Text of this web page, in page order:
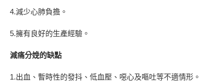
4.減少心肺負擔。
5.擁有良好的生產經驗。
減痛分娩的缺點
1.出血、暫時性的發抖、低血壓、噁心及嘔吐等不適情形。